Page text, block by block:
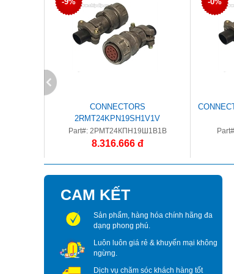
CONNECTORS
2RMT24KPN19SH1V1V
Part#: 2РМТ24КПН19Ш1В1В
8.316.666 đ
CAM KẾT
Sản phẩm, hàng hóa chính hãng đa
dạng phong phú.
Luôn luôn giá rẻ & khuyến mại không
ngừng.
Dịch vụ chăm sóc khách hàng tốt